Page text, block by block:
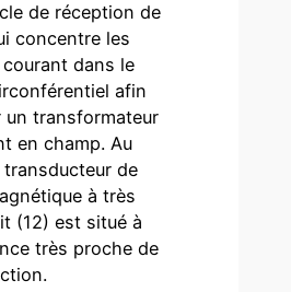
de réception de
concentre les
dans le
afin
un transformateur
en champ. Au
de
à très
(12) est situé à
très proche de